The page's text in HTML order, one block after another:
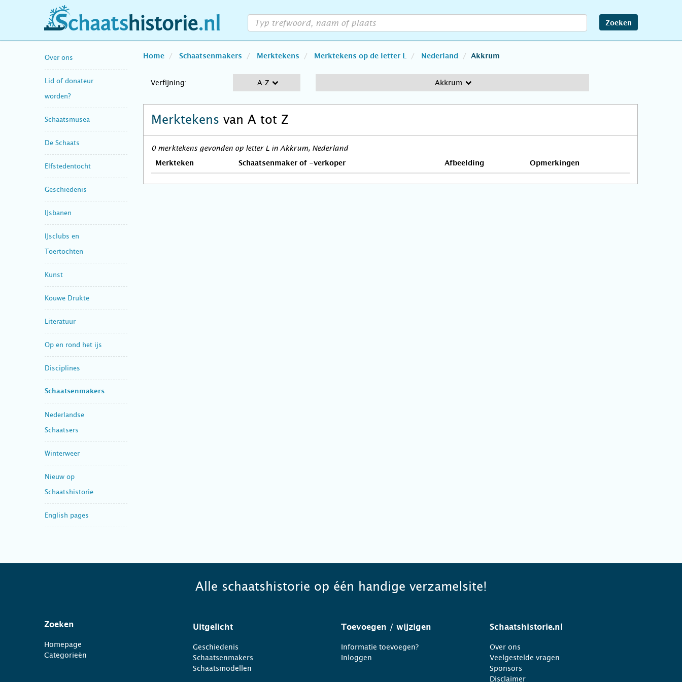
schaatshistorie.nl Zoeken
Over ons
Lid of donateur
worden?
Schaatsmusea
De Schaats
Elfstedentocht
Geschiedenis
IJsbanen
IJsclubs en
Toertochten
Kunst
Kouwe Drukte
Literatuur
Op en rond het ijs
Disciplines
Schaatsenmakers
Nederlandse
Schaatsers
Winterweer
Nieuw op
Schaatshistorie
English pages
Home Schaatsenmakers Merktekens Merktekens op de letter L Nederland Akkrum
Verfijning: A-Z Akkrum
Merktekens van A tot Z
0 merktekens gevonden op letter L in Akkrum, Nederland
Merkteken Schaatsenmaker of -verkoper Afbeelding Opmerkingen
Alle schaatshistorie op één handige verzamelsite!
Zoeken
Homepage
Categorieën
Uitgelicht
Geschiedenis
Schaatsenmakers
Schaatsmodellen
Toevoegen / wijzigen
Informatie toevoegen?
Inloggen
Schaatshistorie.nl
Over ons
Veelgestelde vragen
Sponsors
Disclaimer